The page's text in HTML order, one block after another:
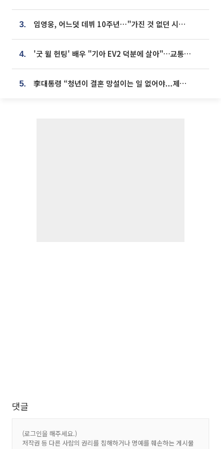
3. 임영웅, 어느덧 데뷔 10주년⋯"가진 것 없던 시절, 내 앞엔 20명의 팬뿐"
4. '굿 윌 헌팅' 배우 "기아 EV2 덕분에 살아"…교통사고 후 안전성 극찬
5. 李대통령 “청년이 결혼 망설이는 일 없어야...제도상 불이익 조사”
댓글